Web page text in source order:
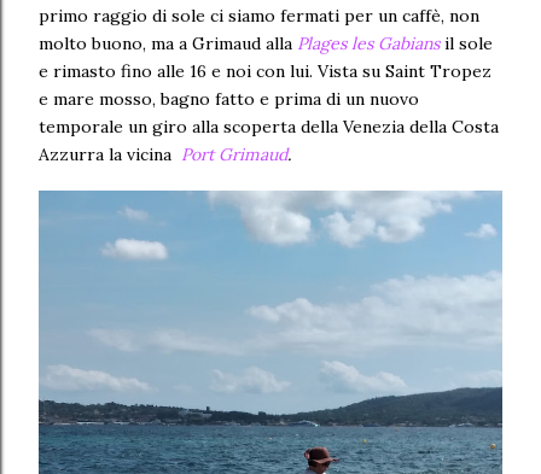
primo raggio di sole ci siamo fermati per un caffè, non
molto buono, ma a Grimaud alla Plages les Gabiansil sole
e rimasto fino alle 16 e noi con lui. Vista su Saint Tropez
e mare mosso, bagno fatto e prima di un nuovo
temporale un giro alla scoperta della Venezia della Costa
Azzurra la vicina Port Grimaud.